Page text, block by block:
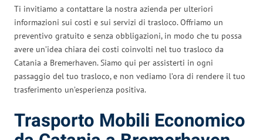
Ti invitiamo a contattare la nostra azienda per ulteriori
informazioni sui costi e sui servizi di trasloco. Offriamo un
preventivo gratuito e senza obbligazioni, in modo che tu possa
avere un’idea chiara dei costi coinvolti nel tuo trasloco da
Catania a Bremerhaven. Siamo qui per assisterti in ogni
passaggio del tuo trasloco, e non vediamo l’ora di rendere il tuo
trasferimento un’esperienza positiva.
Trasporto Mobili Economico